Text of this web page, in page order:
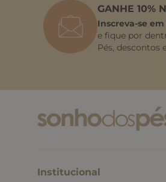
GANHE 10%
Inscreva-se
e fique por
Pés, descontos
Institucional